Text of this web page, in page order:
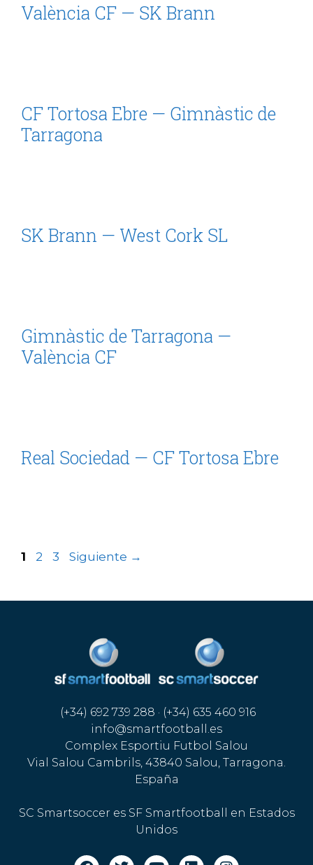
València CF — SK Brann
CF Tortosa Ebre — Gimnàstic de
Tarragona
SK Brann — West Cork SL
Gimnàstic de Tarragona —
València CF
Real Sociedad — CF Tortosa Ebre
1 2 3 Siguiente →
(+34) 692 739 288 · (+34) 635 460 916
info@smartfootball.es
Complex Esportiu Futbol Salou
Vial Salou Cambrils, 43840 Salou, Tarragona.
España
SC Smartsoccer es SF Smartfootball en Estados
Unidos